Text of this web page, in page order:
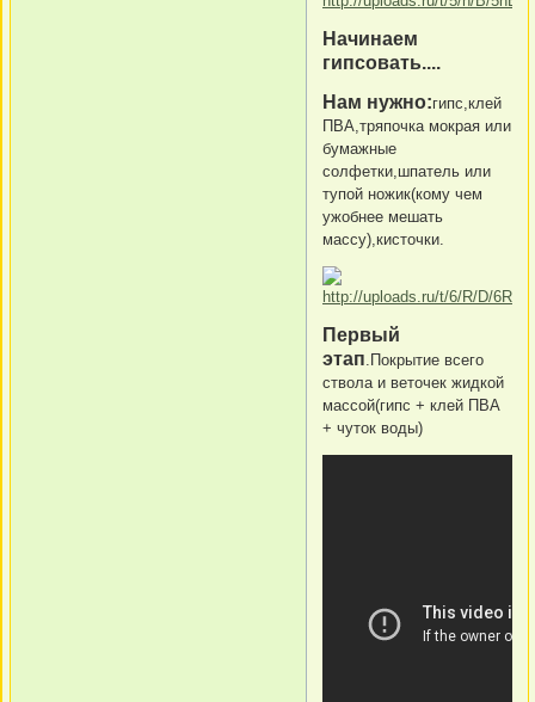
Начинаем
гипсовать....
Нам нужно:гипс,клей
ПВА,тряпочка мокрая или
бумажные
солфетки,шпатель или
тупой ножик(кому чем
ужобнее мешать
массу),кисточки.
Первый
этап.Покрытие всего
ствола и веточек жидкой
массой(гипс + клей ПВА
+ чуток воды)